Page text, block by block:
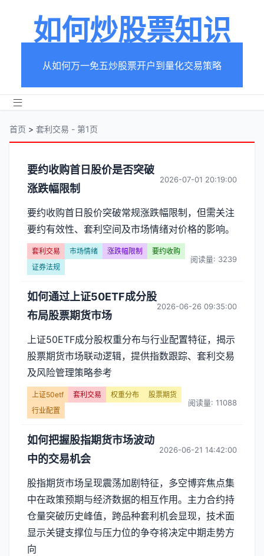
如何炒股票知识
从如何万一免五炒股票开户到量化交易策略
首页 > 套利交易 - 第1页
分
类
【套
利
交
易】
文
章
列
表
第
要约收购首日股价是否突破
涨跌幅限制
2026-07-01 20:19:00
要约收购首日股价突破常规涨跌幅限制，但需关注
要约有效性、套利空间及市场情绪对价格的影响。
套利交易 市场情绪 涨跌幅限制
要约收购
证券法规
阅读量: 3239
如何通过上证50ETF成分股
布局股票期货市场
2026-06-26 09:35:00
上证50ETF成分股权重分布与行业配置特征，揭示
股票期货市场联动逻辑，提供指数跟踪、套利交易
及风险管理策略参考
上证50etf 套利交易 权重分布
股票期货
行业配置
阅读量: 11088
如何把握股指期货市场波动
中的交易机会
2026-06-21 14:42:00
股指期货市场呈现震荡加剧特征，多空博弈焦点集
中在政策预期与经济数据的相互作用。主力合约持
仓量突破历史峰值，跨品种套利机会显现，技术面
显示关键支撑位与压力位的争夺将决定中期走势方
向